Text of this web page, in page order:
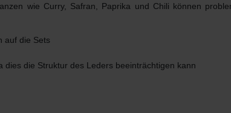
wie Curry, Safran, Paprika und Chili können
auf die Sets
die Struktur des Leders beeinträchtigen kann